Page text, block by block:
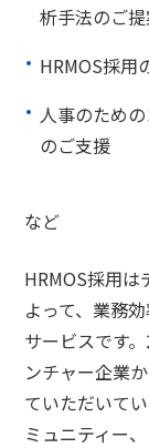
析手法のご
HRMOS採用
人事のため
のご支援
など
HRMOS採用
よって、業務
サービスです
ンチャー企業
ていただいて
ミュニティー